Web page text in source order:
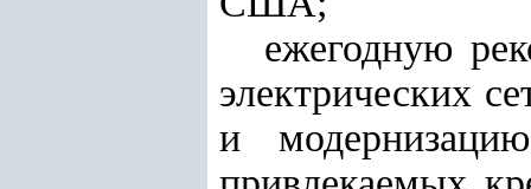
ежегодную
электрических
и